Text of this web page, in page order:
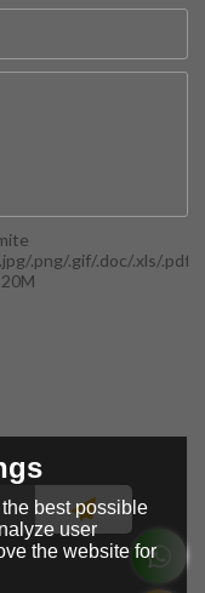
.png/.gif/.doc/.xls/.pdf,
best possible
user
the website for